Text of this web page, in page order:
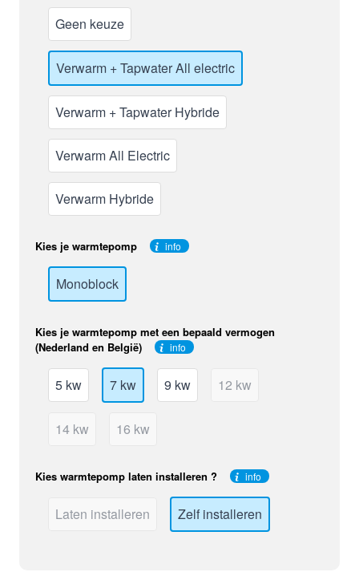
Geen keuze
Verwarm + Tapwater All electric
Verwarm + Tapwater Hybride
Verwarm All Electric
Verwarm Hybride
Kies je warmtepomp info
Monoblock
Kies je warmtepomp met een bepaald vermogen
(Nederland en België)
info
5 kw 7 kw 9 kw 12 kw
14 kw 16 kw
Kies warmtepomp laten installeren ? info
Laten installeren Zelf installeren